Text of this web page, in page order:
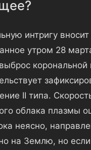
интригу
утром 28
корональной
II типа.
облака плазмы
неясно,
на Землю, но